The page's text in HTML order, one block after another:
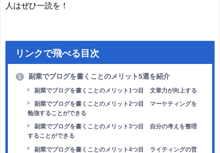
人はぜひ一読を！
リンクで飛べる目次
1 副業でブログを書くことのメリット5選を紹介
副業でブログを書くことのメリット1つ目 文章力が向上する
副業でブログを書くことのメリット2つ目 マーケティングを
勉強することができる
副業でブログを書くことのメリット3つ目 自分の考えを整理
することができる
副業でブログを書くことのメリット4つ目 ライティングの営